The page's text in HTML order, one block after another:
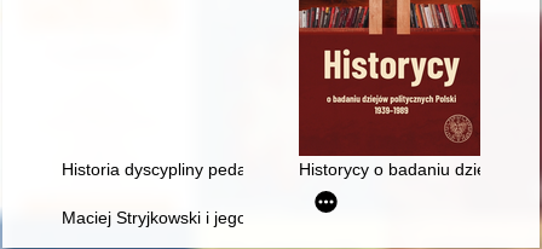
Historia dyscypliny pedagogiki na Uniwersytecie Poznańskim
Historycy o badaniu dziejów
Maciej Stryjkowski i jego główne dzieła historyczne :